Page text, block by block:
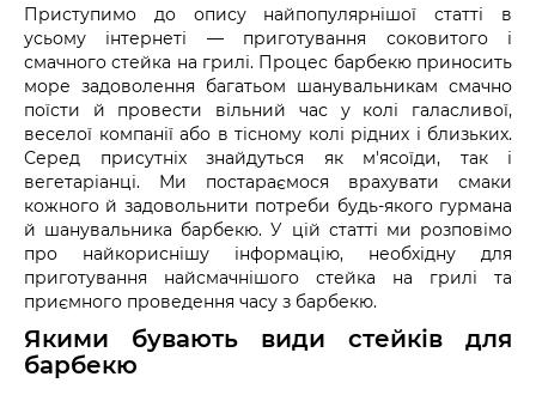
Приступимо до опису найпопулярнішої статті в
усьому інтернеті — приготування соковитого і
смачного стейка на грилі. Процес барбекю приносить
море задоволення багатьом шанувальникам смачно
поїсти й провести вільний час у колі галасливої,
веселої компанії або в тісному колі рідних і близьких.
Серед присутніх знайдуться як м'ясоїди, так і
вегетаріанці. Ми постараємося врахувати смаки
кожного й задовольнити потреби будь-якого гурмана
й шанувальника барбекю. У цій статті ми розповімо
про найкориснішу інформацію, необхідну для
приготування найсмачнішого стейка на грилі та
приємного проведення часу з барбекю.
Якими бувають види стейків для
барбекю